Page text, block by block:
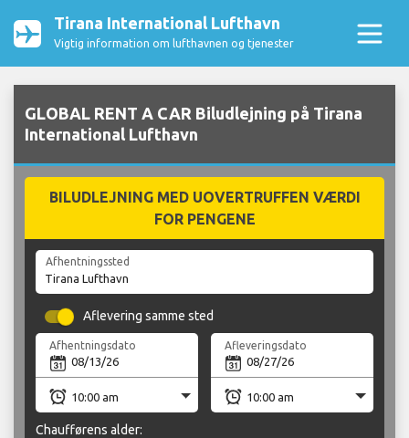
Tirana International Lufthavn
Vigtig information om lufthavnen og tjenester
GLOBAL RENT A CAR Biludlejning på Tirana
International Lufthavn
BILUDLEJNING MED UOVERTRUFFEN VÆRDI
FOR PENGENE
Afhentningssted
Aflevering samme sted
Afhentningsdato Afleveringsdato
Chaufførens alder: